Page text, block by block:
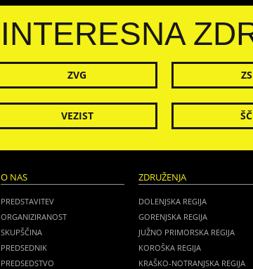
INTERESNA
ZVG
VEZIST
O NAS
PREDSTAVITEV
ORGANIZIRANOST
SKUPŠČINA
PREDSEDNIK
PREDSEDSTVO
ZDRUŽENJA
DOLENJSKA REGIJA
GORENJSKA REGIJA
JUŽNO PRIMORSKA REGIJA
KOROŠKA REGIJA
KRAŠKO-NOTRANJSKA REGIJA